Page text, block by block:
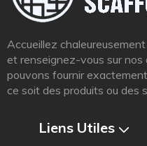
Accueillez
et renseignez-vous sur
pouvons fournir
ce soit des produits ou des
Liens Utiles​​​​​​​